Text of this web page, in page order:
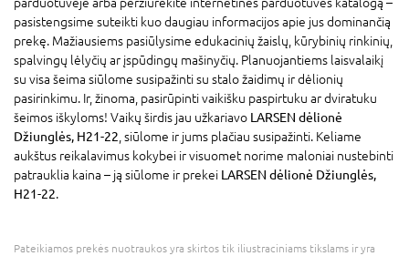
pasistengsime suteikti kuo daugiau informacijos apie jus dominančią
prekę. Mažiausiems pasiūlysime edukacinių žaislų, kūrybinių rinkinių,
spalvingų lėlyčių ar įspūdingų mašinyčių. Planuojantiems laisvalaikį
su visa šeima siūlome susipažinti su stalo žaidimų ir dėlionių
pasirinkimu. Ir, žinoma, pasirūpinti vaikišku paspirtuku ar dviratuku
šeimos iškyloms! Vaikų širdis jau užkariavo LARSEN dėlionė
Džiunglės, H21-22 , siūlome ir jums plačiau susipažinti. Keliame
aukštus reikalavimus kokybei ir visuomet norime maloniai nustebinti
patrauklia kaina – ją siūlome ir prekei LARSEN dėlionė Džiunglės,
H21-22.
Pateikiamos prekės nuotraukos yra skirtos tik iliustraciniams tikslams ir yra